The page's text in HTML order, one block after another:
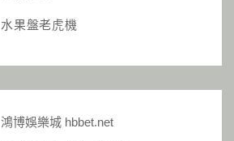
水果盤老虎機
鴻博娛樂城 hbbet.net